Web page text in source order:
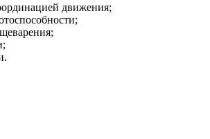
движения;